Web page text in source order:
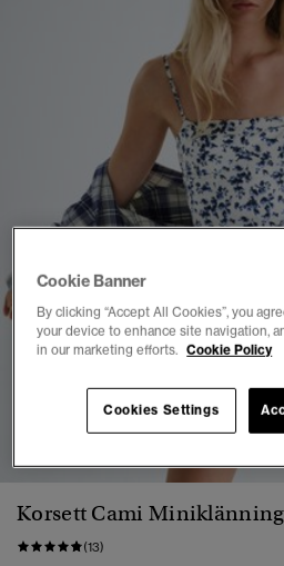
1 2 3 5
Korsett Cami Miniklänning
(13)
Cookie Banner
By clicking “Accept All Cookies”, you
your device to enhance site navigation,
in our marketing efforts. Cookie Policy
Cookies Settings